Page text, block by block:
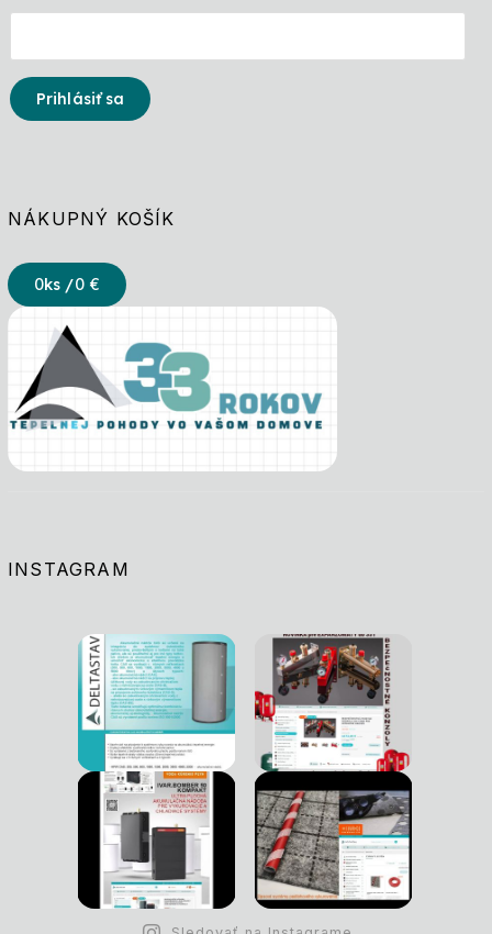
Prihlásiť sa
NÁKUPNÝ KOŠÍK
0ks /0 €
INSTAGRAM